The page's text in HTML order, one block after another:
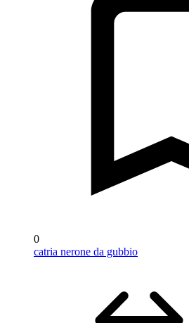
0
catria nerone da gubbio